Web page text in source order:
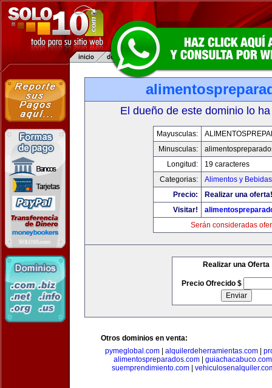
El dueño de este dominio lo
Mayusculas:
Minusculas:
Longitud:
19 caracteres
Categorias:
Alimentos y Bebidas
Precio:
Realizar una oferta!
Visitar!
Serán consideradas
Realizar una Oferta
Precio Ofrecido $
Otros dominios en venta:
pymeglobal.com| alquilerdeherramientas.com|
alimentospreparados.com| guiachacabuco.com
suemprendimiento.com|